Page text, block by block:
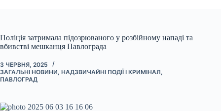
Поліція затримала підозрюваного у розбійному нападі та
вбивстві мешканця Павлограда
3 ЧЕРВНЯ, 2025
ЗАГАЛЬНІ НОВИНИ, НАДЗВИЧАЙНІ ПОДІЇ І КРИМІНАЛ,
ПАВЛОГРАД